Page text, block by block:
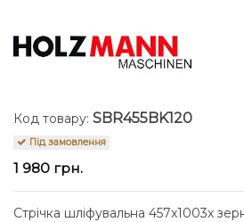
Код товару: SBR455BK120
Під замовлення
1 980 грн.
Стрічка шліфувальна 457x1003x